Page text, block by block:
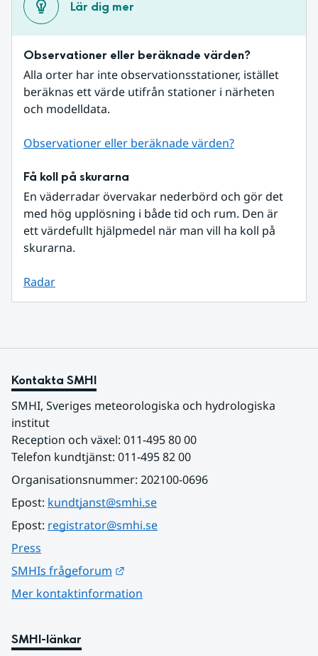
Lär dig mer
Observationer eller beräknade värden?
Alla orter har inte observationsstationer, istället
beräknas ett värde utifrån stationer i närheten
och modelldata.
Observationer eller beräknade värden?
Få koll på skurarna
En väderradar övervakar nederbörd och gör det
med hög upplösning i både tid och rum. Den är
ett värdefullt hjälpmedel när man vill ha koll på
skurarna.
Radar
Kontakta SMHI
SMHI, Sveriges meteorologiska och hydrologiska
institut
Reception och växel: 011-495 80 00
Telefon kundtjänst: 011-495 82 00
Organisationsnummer: 202100-0696
Epost: kundtjanst@smhi.se
Epost: registrator@smhi.se
Press
SMHIs frågeforum
Mer kontaktinformation
SMHI-länkar